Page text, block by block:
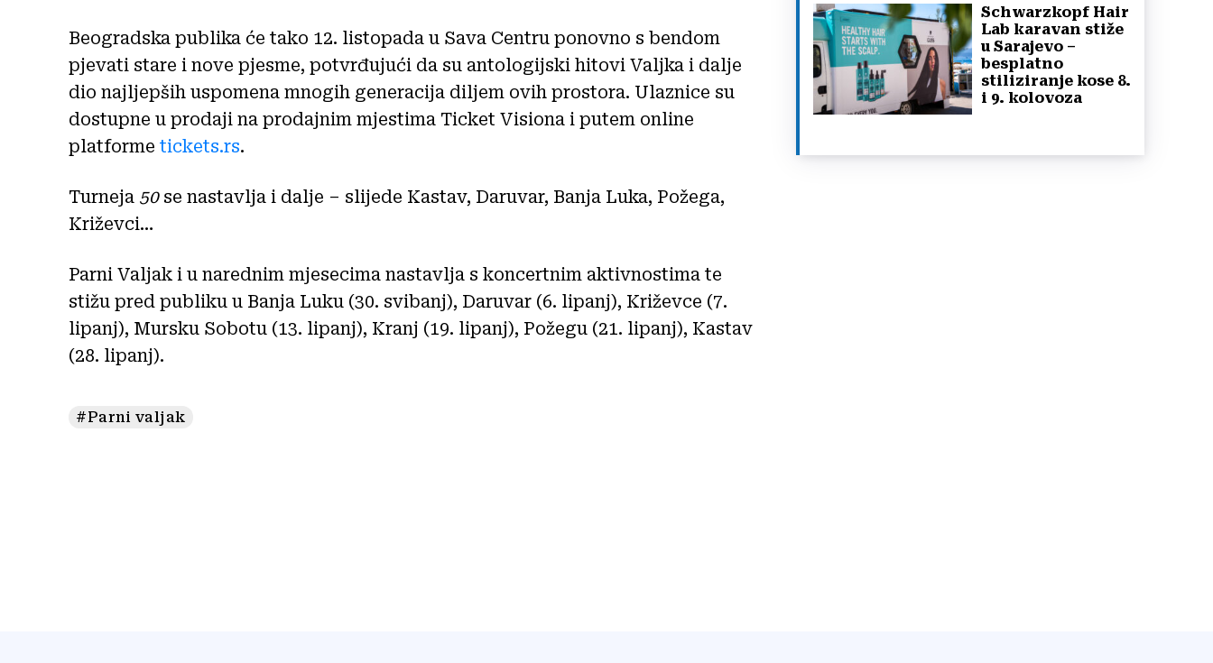
Beogradska publika će tako 12. listopada u Sava Centru ponovno s bendom
pjevati stare i nove pjesme, potvrđujući da su antologijski hitovi Valjka i dalje
dio najljepših uspomena mnogih generacija diljem ovih prostora. Ulaznice su
dostupne u prodaji na prodajnim mjestima Ticket Visiona i putem online
platforme tickets.rs.
Turneja 50 se nastavlja i dalje – slijede Kastav, Daruvar, Banja Luka, Požega,
Križevci…
Parni Valjak i u narednim mjesecima nastavlja s koncertnim aktivnostima te
stižu pred publiku u Banja Luku (30. svibanj), Daruvar (6. lipanj), Križevce (7.
lipanj), Mursku Sobotu (13. lipanj), Kranj (19. lipanj), Požegu (21. lipanj), Kastav
(28. lipanj).
#Parni valjak
Schwarzkopf Hair
Lab karavan stiže
u Sarajevo –
besplatno
stiliziranje kose 8.
i 9. kolovoza